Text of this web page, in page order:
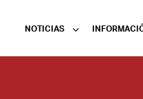
NOTICIAS